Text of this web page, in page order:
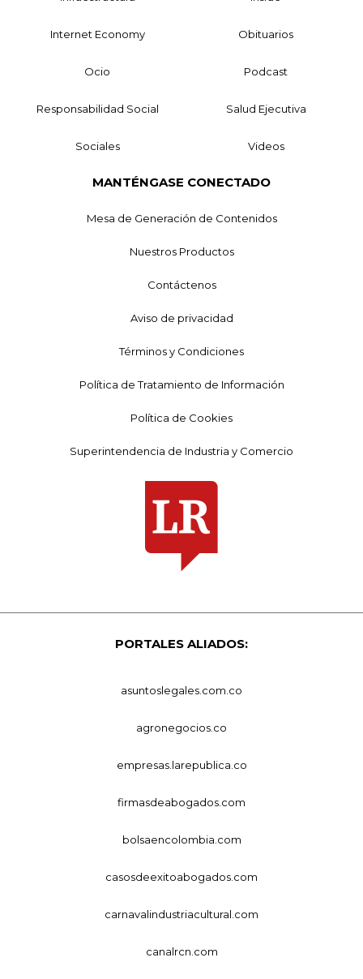
Internet Economy Obituarios
Ocio Podcast
Responsabilidad Social Salud Ejecutiva
Sociales Videos
MANTÉNGASE CONECTADO
Mesa de Generación de Contenidos
Nuestros Productos
Contáctenos
Aviso de privacidad
Términos y Condiciones
Política de Tratamiento de Información
Política de Cookies
Superintendencia de Industria y Comercio
PORTALES ALIADOS:
asuntoslegales.com.co
agronegocios.co
empresas.larepublica.co
firmasdeabogados.com
bolsaencolombia.com
casosdeexitoabogados.com
carnavalindustriacultural.com
canalrcn.com